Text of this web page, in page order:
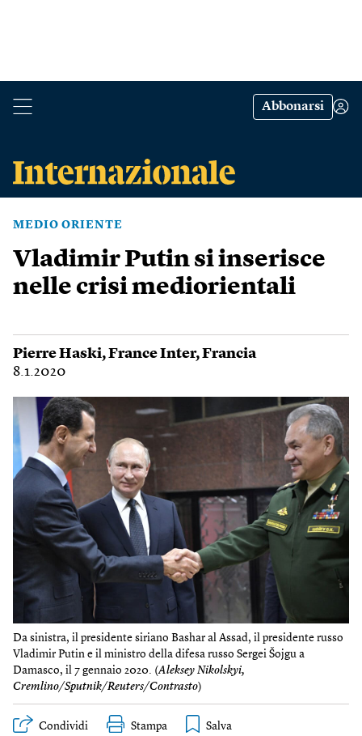
Abbonarsi
MEDIO ORIENTE
Vladimir Putin si inserisce
nelle crisi mediorientali
Pierre Haski,France Inter,Francia
8.1.2020
Da sinistra, il presidente siriano Bashar al Assad, il presidente russo
Vladimir Putin e il ministro della difesa russo Sergei Šojgu a
Damasco, il 7 gennaio 2020. (Aleksey Nikolskyi,
Cremlino/Sputnik/Reuters/Contrasto)
Condividi Stampa